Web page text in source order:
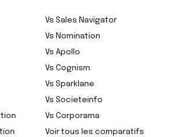
Vs Sales Navigator
Vs Nomination
Vs Apollo
Vs Cognism
Vs Sparklane
Vs Societeinfo
Vs Corporama
Voir tous les comparatifs